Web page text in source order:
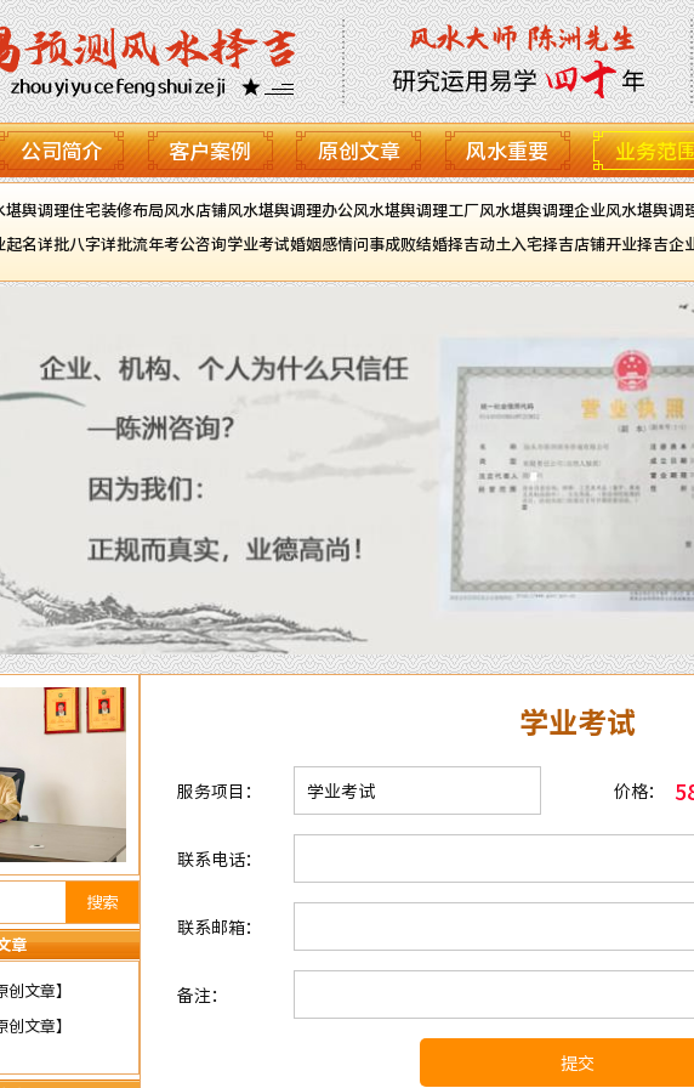
公司简介 客户案例 原创文章 风水重要 业务范
堪舆调理住宅装修布局风水店铺风水堪舆调理办公风水堪舆调理工厂风水堪舆调理企业风水堪舆调
起名详批八字详批流年考公咨询学业考试婚姻感情问事成败结婚择吉动土入宅择吉店铺开业择吉企
搜索
章
文章】
文章】
学业考试
服务项目： 价格：
联系电话：
联系邮箱：
备注：
提交